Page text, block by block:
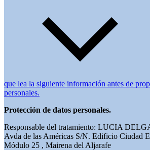
que lea la siguiente información antes de
personales.
Protección de datos personales.
Responsable del tratamiento: LUCIA
Avda de las Américas S/N. Edificio Ciudad
Módulo 25 , Mairena del Aljarafe